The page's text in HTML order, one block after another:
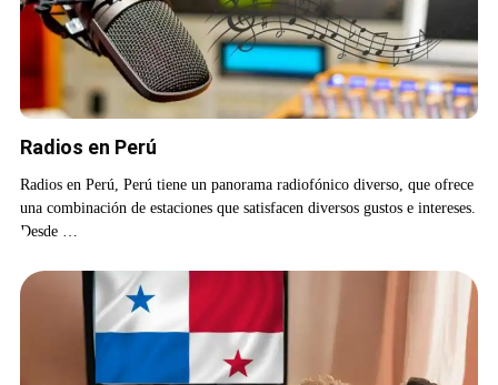
Radios en Perú
Radios en Perú, Perú tiene un panorama radiofónico diverso, que ofrece
una combinación de estaciones que satisfacen diversos gustos e intereses.
Desde …